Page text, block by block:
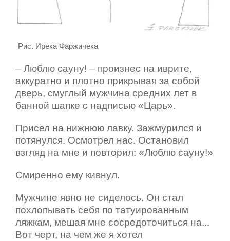
Рис. Ирека Фаржичека
– Люблю сауну! – произнес на иврите,
аккуратно и плотно прикрывая за собой
дверь, смуглый мужчина средних лет в
банной шапке с надписью «Царь».
Присел на нижнюю лавку. Зажмурился и
потянулся. Осмотрел нас. Остановил
взгляд на мне и повторил: «Люблю сауну!»
Смиренно ему кивнул.
Мужчине явно не сиделось. Он стал
похлопывать себя по татуированным
ляжкам, мешая мне сосредоточиться на...
Вот черт, на чем же я хотел